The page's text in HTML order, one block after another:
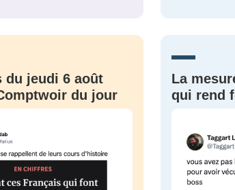
du jeudi 6 août
du jour
La
qui rend